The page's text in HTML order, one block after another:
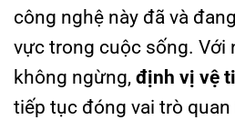
công nghệ này đã và
vực trong cuộc sống. Với
không ngừng, định vị vệ
tiếp tục đóng vai trò